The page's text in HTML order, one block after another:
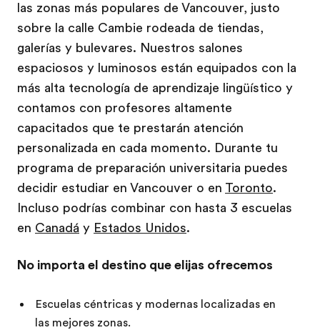
las zonas más populares de Vancouver, justo
sobre la calle Cambie rodeada de tiendas,
galerías y bulevares. Nuestros salones
espaciosos y luminosos están equipados con la
más alta tecnología de aprendizaje lingüístico y
contamos con profesores altamente
capacitados que te prestarán atención
personalizada en cada momento. Durante tu
programa de preparación universitaria puedes
decidir estudiar en Vancouver o en Toronto.
Incluso podrías combinar con hasta 3 escuelas
en Canadá y Estados Unidos.
No importa el destino que elijas ofrecemos
Escuelas céntricas y modernas localizadas en
las mejores zonas.